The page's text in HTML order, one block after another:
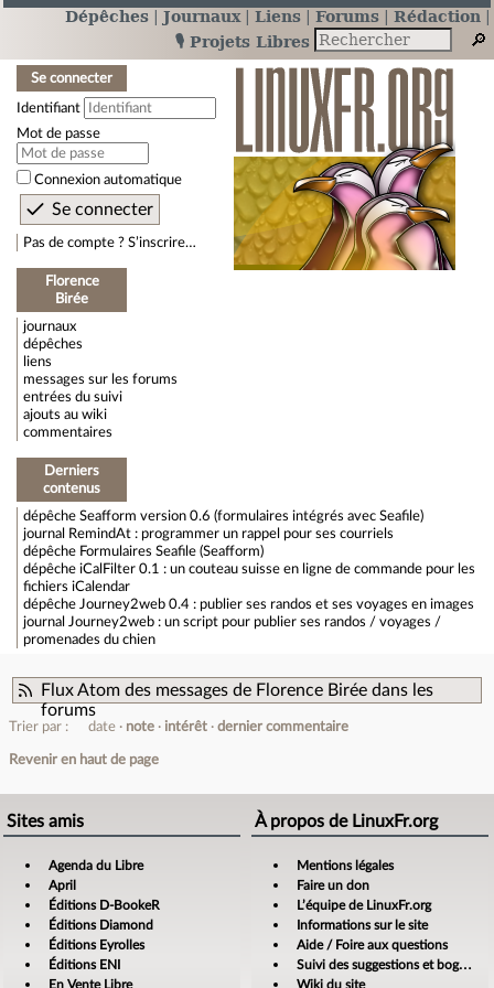
Dépêches Journaux Liens Forums
Rédaction
🎙️ Projets Libres
Se connecter
Identifiant
Mot de passe
Connexion automatique
Pas de compte ? S’inscrire…
Florence
Birée
journaux
dépêches
liens
messages sur les forums
entrées du suivi
ajouts au wiki
commentaires
Derniers
contenus
dépêche Seafform version 0.6 (formulaires intégrés avec Seafile)
journal
RemindAt : programmer un rappel pour ses courriels
dépêche Formulaires Seafile (Seafform)
dépêche iCalFilter 0.1 : un couteau suisse en ligne de commande pour les
fichiers iCalendar
dépêche Journey2web 0.4 : publier ses randos et ses voyages en images
journal
Journey2web : un script pour publier ses randos / voyages /
promenades du chien
Flux Atom des messages de Florence Birée dans les
forums
Trier par : date note intérêt dernier commentaire
Revenir en haut de page
Sites amis
Agenda du Libre
April
Éditions D-BookeR
Éditions Diamond
Éditions Eyrolles
Éditions ENI
En Vente Libre
À propos de LinuxFr.org
Mentions légales
Faire un don
L’équipe de LinuxFr.org
Informations sur le site
Aide / Foire aux questions
Suivi des suggestions et bogues
Wiki du site